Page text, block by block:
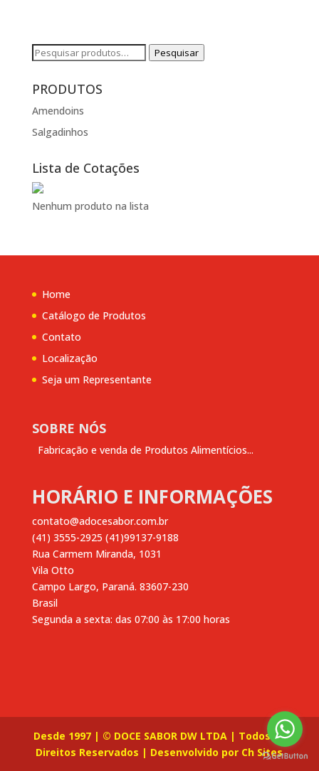
Pesquisar
Pesquisar
PRODUTOS
Amendoins
Salgadinhos
Lista de Cotações
Nenhum produto na lista
Home
Catálogo de Produtos
Contato
Localização
Seja um Representante
SOBRE NÓS
Fabricação e venda de Produtos Alimentícios...
HORÁRIO E INFORMAÇÕES
contato@adocesabor.com.br
(41) 3555-2925 (41)99137-9188
Rua Carmem Miranda, 1031
Vila Otto
Campo Largo, Paraná. 83607-230
Brasil
Segunda a sexta: das 07:00 às 17:00 horas
Desde 1997 | © DOCE SABOR DW LTDA | Todos os
Direitos Reservados | Desenvolvido por Ch Sites